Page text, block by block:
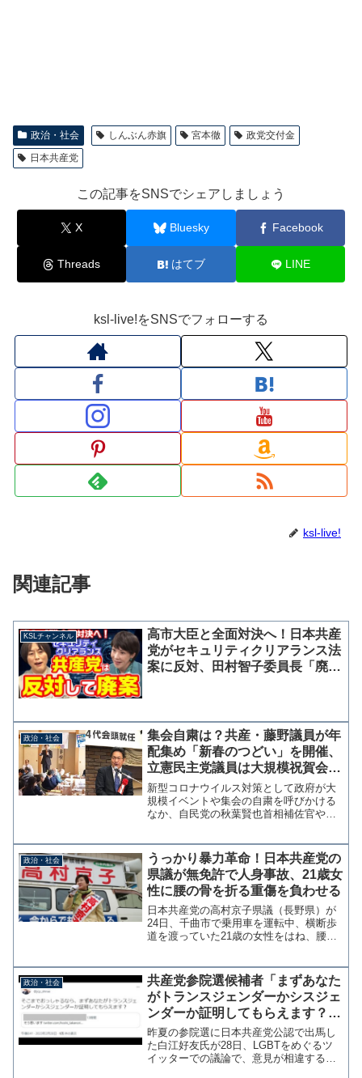
政治・社会 しんぶん赤旗 宮本徹
政党交付金
日本共産党
この記事をSNSでシェアしましょう
X Bluesky Facebook
Threads はてブ LINE
ksl-live!をSNSでフォローする
ksl-live!
関連記事
KSLチャンネル
高市大臣と全面対決へ！日本共産
党がセキュリティクリアランス法
案に反対、田村智子委員長「廃案
政治・社会
集会自粛は？共産・藤野議員が年
配集め「新春のつどい」を開催、
立憲民主党議員は大規模祝賀会に
参加するダブスタ
新型コロナウイルス対策として政府が大
規模イベントや集会の自粛を呼びかける
なか、自民党の秋葉賢也首相補佐官や杉
専門家会議では「お互いが腕を伸ばせば
届く対面の距離で、一定の...
政治・社会
うっかり暴力革命！日本共産党の
県議が無免許で人身事故、21歳女
性に腰の骨を折る重傷を負わせる
日本共産党の高村京子県議（長野県）が
24日、千曲市で乗用車を運転中、横断歩
道を渡っていた21歳の女性をはね、腰の
辞職の意向 “無免許で人身事故”｜NHK 長
野県のニュ...
政治・社会
共産党参院選候補者「まずあなた
がトランスジェンダーかシスジェ
ンダーか証明してもらえます？」
一般人に性自認の公表を求める投
稿
昨夏の参院選に日本共産党公認で出馬し
た白江好友氏が28日、LGBTをめぐるツ
イッターでの議論で、意見が相違する一